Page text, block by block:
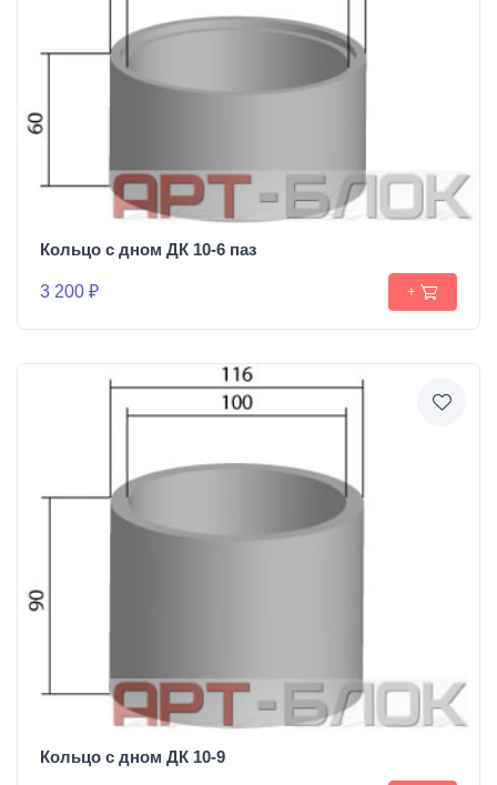
Кольцо с дном ДК 10-6 паз
3 200 ₽ +
Кольцо с дном ДК 10-9